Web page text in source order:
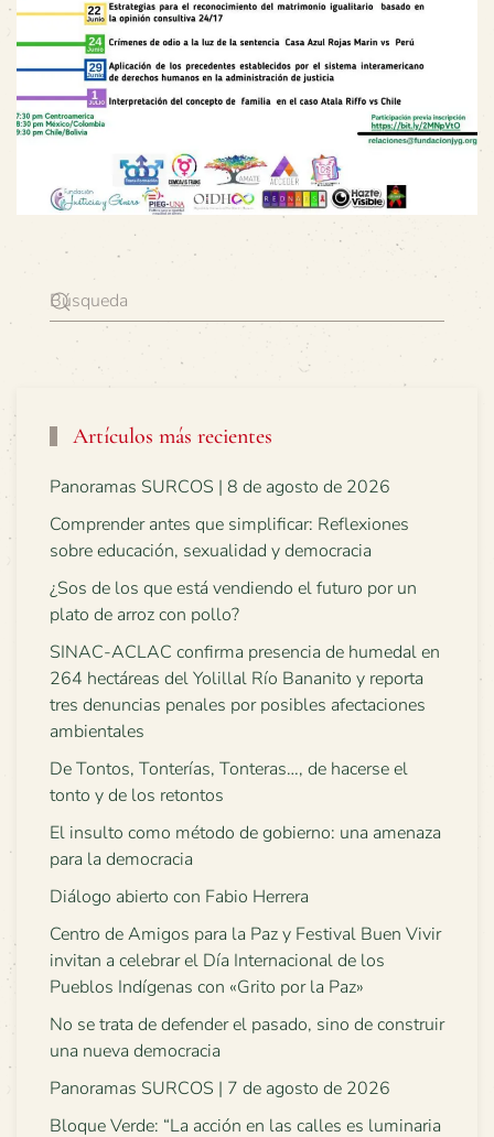
Artículos más recientes
Panoramas SURCOS | 8 de agosto de 2026
Comprender antes que simplificar: Reflexiones
sobre educación, sexualidad y democracia
¿Sos de los que está vendiendo el futuro por un
plato de arroz con pollo?
SINAC-ACLAC confirma presencia de humedal en
264 hectáreas del Yolillal Río Bananito y reporta
tres denuncias penales por posibles afectaciones
ambientales
De Tontos, Tonterías, Tonteras…, de hacerse el
tonto y de los retontos
El insulto como método de gobierno: una amenaza
para la democracia
Diálogo abierto con Fabio Herrera
Centro de Amigos para la Paz y Festival Buen Vivir
invitan a celebrar el Día Internacional de los
Pueblos Indígenas con «Grito por la Paz»
No se trata de defender el pasado, sino de construir
una nueva democracia
Panoramas SURCOS | 7 de agosto de 2026
Bloque Verde: “La acción en las calles es luminaria